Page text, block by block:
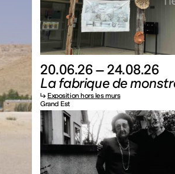
20.06.26 – 24.08.26
La fabrique de
↳ Exposition hors les murs
Grand Est